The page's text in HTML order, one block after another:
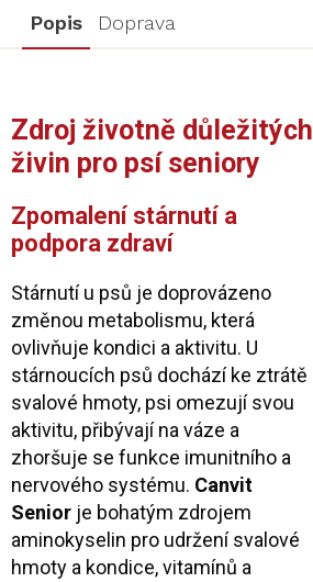
Popis Doprava
Zdroj životně důležitých
živin pro psí seniory
Zpomalení stárnutí a
podpora zdraví
Stárnutí u psů je doprovázeno
změnou metabolismu, která
ovlivňuje kondici a aktivitu. U
stárnoucích psů dochází ke ztrátě
svalové hmoty, psi omezují svou
aktivitu, přibývají na váze a
zhoršuje se funkce imunitního a
nervového systému. Canvit
Senior je bohatým zdrojem
aminokyselin pro udržení svalové
hmoty a kondice, vitamínů a